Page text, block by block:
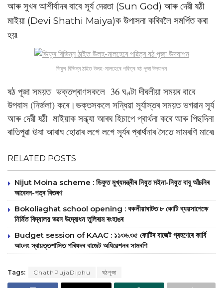
আৰু সুখৰ আশীৰ্বাদৰ বাবে সূৰ্য দেৱতা (Sun God) আৰু দেৱী ষঠী
মাইয়া (Devi Shathi Maiya)ক উপাসনা কৰিবলৈ সমৰ্পিত কৰা
হয়৷
ডিফুৰ বিভিন্ন ঠাইত উলহ-মালহেৰে পৱিত্ৰ ষঠ পূজা উদযাপন
ষঠ পূজা সময়ত ভক্তপ্ৰাণসকলে 36 ঘণ্টা দীঘলীয়া সময়ৰ বাবে
উপবাস (নিৰ্জলা) কৰে।ভক্তসকলে সন্ধিয়া সূৰ্যাস্তৰ সময়ত ভগৱান সূৰ্য
আৰু দেৱী ষঠী মাইয়াক সন্ধ্যা আৰঘ হিচাপে প্ৰাৰ্থনা কৰে আৰু পিছদিনা
ৰাতিপুৱা ঊষা আৰাঘ হোৱাৰ লগে লগে সূৰ্যৰ প্ৰাৰ্থনাৰ সৈতে সামৰণি মাৰে৷
RELATED POSTS
Nijut Moina scheme : ডিফুত মুখ্যমন্ত্ৰীৰ নিযুত মইনা-নিযুত বাবু আঁচনিৰ
আবেদন-পত্ৰ বিতৰণ
Bokoliaghat school opening : বকলীয়াঘাটত ৮ কোটি ব্যয়সাপেক্ষে
নির্মিত বিদ্যালয় ভৱন উদ্বোধন তুলিৰাম ৰংহাঙৰ
Budget session of KAAC : ১১৩৬.৩৫ কোটিৰ বাজেট গ্ৰহণেৰে কাৰ্বি
আংলং স্বায়‌ত্তশাসিত পৰিষদৰ বাজেট অধিৱেশনৰ সামৰণি
Tags: ChathPujaDiphu ষঠপূজা